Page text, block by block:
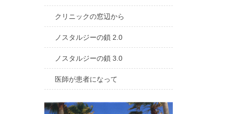
クリニックの窓辺から
ノスタルジーの鎖 2.0
ノスタルジーの鎖 3.0
医師が患者になって